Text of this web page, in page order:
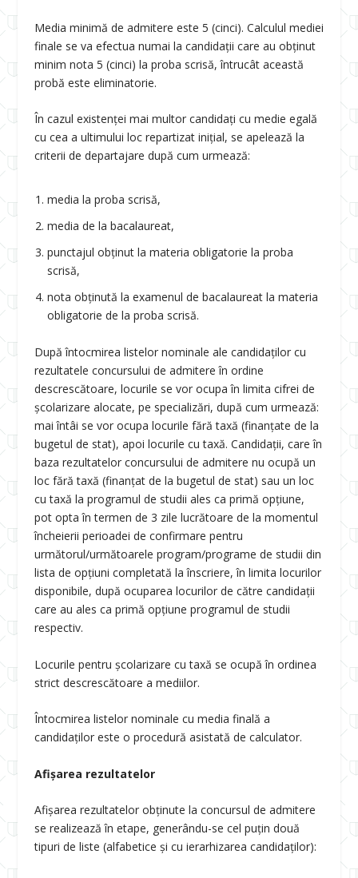
Media minimă de admitere este 5 (cinci). Calculul mediei
finale se va efectua numai la candidații care au obținut
minim nota 5 (cinci) la proba scrisă, întrucât această
probă este eliminatorie.
În cazul existenței mai multor candidați cu medie egală
cu cea a ultimului loc repartizat inițial, se apelează la
criterii de departajare după cum urmează:
media la proba scrisă,
media de la bacalaureat,
punctajul obținut la materia obligatorie la proba
scrisă,
nota obținută la examenul de bacalaureat la materia
obligatorie de la proba scrisă.
După întocmirea listelor nominale ale candidaților cu
rezultatele concursului de admitere în ordine
descrescătoare, locurile se vor ocupa în limita cifrei de
școlarizare alocate, pe specializări, după cum urmează:
mai întâi se vor ocupa locurile fără taxă (finanțate de la
bugetul de stat), apoi locurile cu taxă. Candidații, care în
baza rezultatelor concursului de admitere nu ocupă un
loc fără taxă (finanțat de la bugetul de stat) sau un loc
cu taxă la programul de studii ales ca primă opțiune,
pot opta în termen de 3 zile lucrătoare de la momentul
încheierii perioadei de confirmare pentru
următorul/următoarele program/programe de studii din
lista de opțiuni completată la înscriere, în limita locurilor
disponibile, după ocuparea locurilor de către candidații
care au ales ca primă opţiune programul de studii
respectiv.
Locurile pentru școlarizare cu taxă se ocupă în ordinea
strict descrescătoare a mediilor.
Întocmirea listelor nominale cu media finală a
candidaților este o procedură asistată de calculator.
Afișarea rezultatelor
Afișarea rezultatelor obținute la concursul de admitere
se realizează în etape, generându-se cel puțin două
tipuri de liste (alfabetice și cu ierarhizarea candidaților):